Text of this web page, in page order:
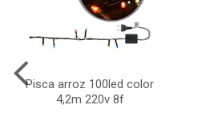
Pisca arroz 100led color
4,2m 220v 8f